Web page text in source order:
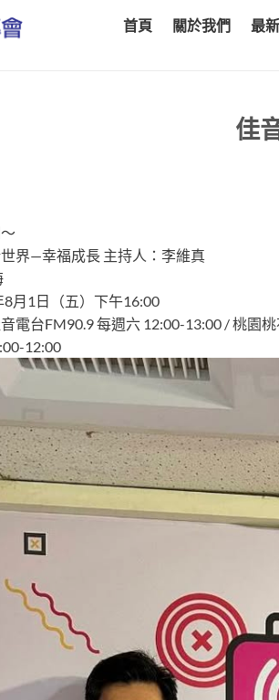
首頁 關於我們 最
佳
界—幸福成長 主持人：李維真
月1日（五）下午16:00
電台FM90.9 每週六 12:00-13:00 / 桃園
12:00